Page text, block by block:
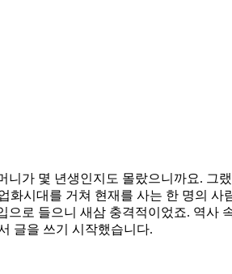
가 몇 년생인지도 몰랐으니까요. 그
화시대를 거쳐 현재를 사는 한 명의 사
로 들으니 새삼 충격적이었죠. 역사
글을 쓰기 시작했습니다.